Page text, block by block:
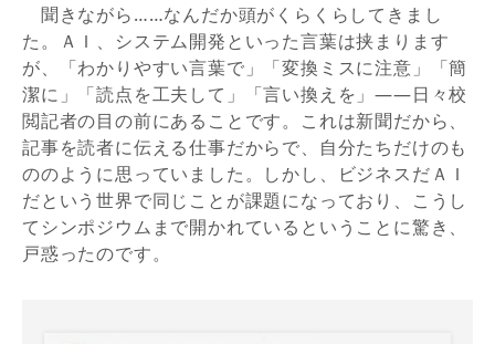
聞きながら……なんだか頭がくらくらしてきまし
た。ＡＩ、システム開発といった言葉は挟まります
が、「わかりやすい言葉で」「変換ミスに注意」「簡
潔に」「読点を工夫して」「言い換えを」——日々校
閲記者の目の前にあることです。これは新聞だから、
記事を読者に伝える仕事だからで、自分たちだけのも
ののように思っていました。しかし、ビジネスだＡＩ
だという世界で同じことが課題になっており、こうし
てシンポジウムまで開かれているということに驚き、
戸惑ったのです。